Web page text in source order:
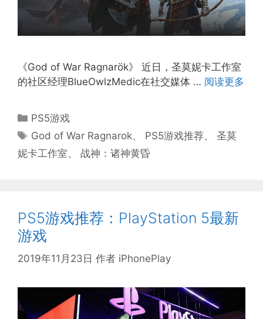
《God of War Ragnarök》 近日，圣莫妮卡工作室
的社区经理BlueOwlzMedic在社交媒体 … 阅读更多
分
类
PS5游戏
标
签
God of War Ragnarok、 PS5游戏推荐、圣莫
妮卡工作室、 战神：诸神黄昏
PS5游戏推荐：PlayStation 5最新
游戏
2019年11月23日 作者 iPhonePlay